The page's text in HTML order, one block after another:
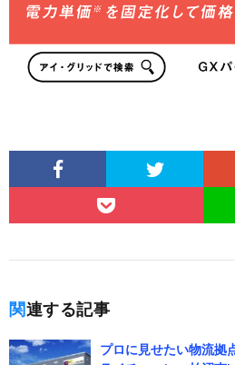
関連する記事
プロに見せたい物流